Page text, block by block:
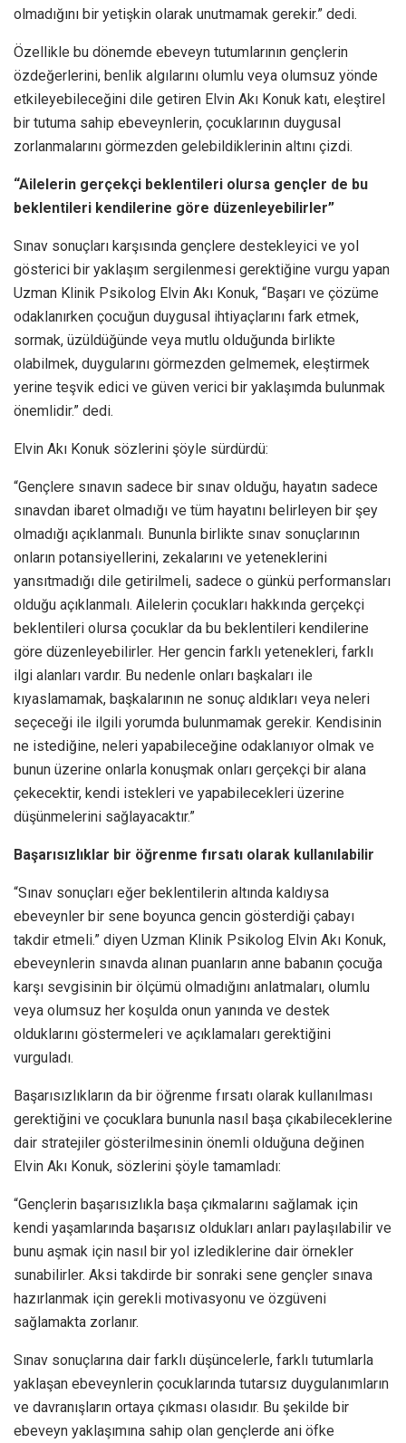
olmadığını bir yetişkin olarak unutmamak gerekir.” dedi.
Özellikle bu dönemde ebeveyn tutumlarının gençlerin
özdeğerlerini, benlik algılarını olumlu veya olumsuz yönde
etkileyebileceğini dile getiren Elvin Akı Konuk katı, eleştirel
bir tutuma sahip ebeveynlerin, çocuklarının duygusal
zorlanmalarını görmezden gelebildiklerinin altını çizdi.
“Ailelerin gerçekçi beklentileri olursa gençler de bu
beklentileri kendilerine göre düzenleyebilirler”
Sınav sonuçları karşısında gençlere destekleyici ve yol
gösterici bir yaklaşım sergilenmesi gerektiğine vurgu yapan
Uzman Klinik Psikolog Elvin Akı Konuk, “Başarı ve çözüme
odaklanırken çocuğun duygusal ihtiyaçlarını fark etmek,
sormak, üzüldüğünde veya mutlu olduğunda birlikte
olabilmek, duygularını görmezden gelmemek, eleştirmek
yerine teşvik edici ve güven verici bir yaklaşımda bulunmak
önemlidir.” dedi.
Elvin Akı Konuk sözlerini şöyle sürdürdü:
“Gençlere sınavın sadece bir sınav olduğu, hayatın sadece
sınavdan ibaret olmadığı ve tüm hayatını belirleyen bir şey
olmadığı açıklanmalı. Bununla birlikte sınav sonuçlarının
onların potansiyellerini, zekalarını ve yeteneklerini
yansıtmadığı dile getirilmeli, sadece o günkü performansları
olduğu açıklanmalı. Ailelerin çocukları hakkında gerçekçi
beklentileri olursa çocuklar da bu beklentileri kendilerine
göre düzenleyebilirler. Her gencin farklı yetenekleri, farklı
ilgi alanları vardır. Bu nedenle onları başkaları ile
kıyaslamamak, başkalarının ne sonuç aldıkları veya neleri
seçeceği ile ilgili yorumda bulunmamak gerekir. Kendisinin
ne istediğine, neleri yapabileceğine odaklanıyor olmak ve
bunun üzerine onlarla konuşmak onları gerçekçi bir alana
çekecektir, kendi istekleri ve yapabilecekleri üzerine
düşünmelerini sağlayacaktır.”
Başarısızlıklar bir öğrenme fırsatı olarak kullanılabilir
“Sınav sonuçları eğer beklentilerin altında kaldıysa
ebeveynler bir sene boyunca gencin gösterdiği çabayı
takdir etmeli.” diyen Uzman Klinik Psikolog Elvin Akı Konuk,
ebeveynlerin sınavda alınan puanların anne babanın çocuğa
karşı sevgisinin bir ölçümü olmadığını anlatmaları, olumlu
veya olumsuz her koşulda onun yanında ve destek
olduklarını göstermeleri ve açıklamaları gerektiğini
vurguladı.
Başarısızlıkların da bir öğrenme fırsatı olarak kullanılması
gerektiğini ve çocuklara bununla nasıl başa çıkabileceklerine
dair stratejiler gösterilmesinin önemli olduğuna değinen
Elvin Akı Konuk, sözlerini şöyle tamamladı:
“Gençlerin başarısızlıkla başa çıkmalarını sağlamak için
kendi yaşamlarında başarısız oldukları anları paylaşılabilir ve
bunu aşmak için nasıl bir yol izlediklerine dair örnekler
sunabilirler. Aksi takdirde bir sonraki sene gençler sınava
hazırlanmak için gerekli motivasyonu ve özgüveni
sağlamakta zorlanır.
Sınav sonuçlarına dair farklı düşüncelerle, farklı tutumlarla
yaklaşan ebeveynlerin çocuklarında tutarsız duygulanımların
ve davranışların ortaya çıkması olasıdır. Bu şekilde bir
ebeveyn yaklaşımına sahip olan gençlerde ani öfke